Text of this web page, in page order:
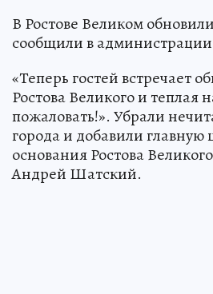
В Ростове Великом
сообщили в администрации
«Теперь гостей встречает
Ростова Великого и теплая
пожаловать!». Убрали
города и добавили главную
основания Ростова
Андрей Шатский.